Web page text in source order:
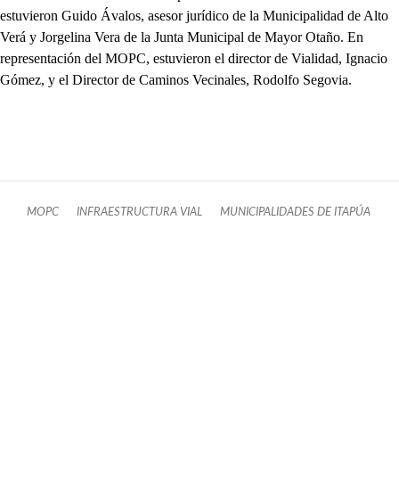
estuvieron Guido Ávalos, asesor jurídico de la Municipalidad de Alto
Verá y Jorgelina Vera de la Junta Municipal de Mayor Otaño. En
representación del MOPC, estuvieron el director de Vialidad, Ignacio
Gómez, y el Director de Caminos Vecinales, Rodolfo Segovia.
MOPC INFRAESTRUCTURA VIAL MUNICIPALIDADES DE ITAPÚA